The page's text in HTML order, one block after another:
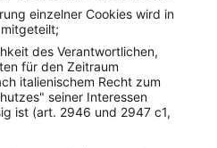
einzelner Cookies wird in
des Verantwortlichen,
für den Zeitraum
italienischem Recht zum
seiner Interessen
ist (art. 2946 und 2947 c1,